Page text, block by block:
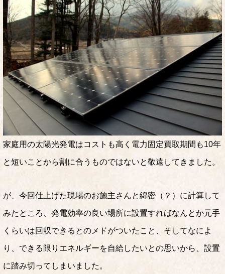
家庭用の太陽光発電はコストも高く電力固定買取期間も10年
と短いことから割に合うものではないと敬遠してきました。
が、今回仕上げた現場のお施主さんと綿密（？）に計算して
みたところ、発電効率の良い場所に設置すればなんとか元手
くらいは回収できるとのメドがついたこと、そしてなによ
り、できる限りエネルギーを自給したいとの思いから、設置
に踏み切ってしまいました。